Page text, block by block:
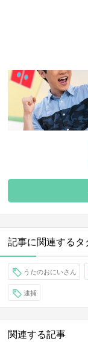
記事に関連するタ
うたのおにいさん
逮捕
関連する記事